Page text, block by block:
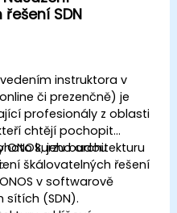
SDN
instruktora v
či prezenčně) je
profesionály z oblasti
chtějí pochopit
jeho architekturu
škálovatelných řešení
kurzu budou
v softwarově
sítích (SDN).